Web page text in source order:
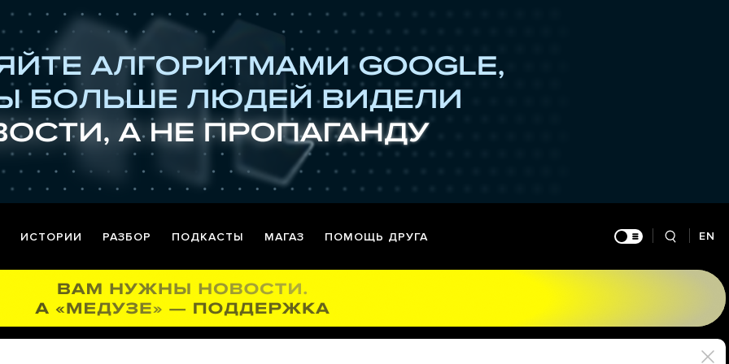
ИСТОРИИ РАЗБОР ПОДКАСТЫ МАГАЗ ПОМОЩЬ ДРУГА EN